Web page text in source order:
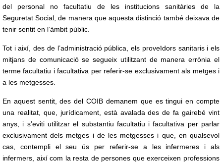
del personal no facultatiu de les institucions sanitàries de la
Seguretat Social, de manera que aquesta distinció també deixava de
tenir sentit en l’àmbit públic.
Tot i així, des de l’administració pública, els proveïdors sanitaris i els
mitjans de comunicació se segueix utilitzant de manera errònia el
terme facultatiu i facultativa per referir-se exclusivament als metges i
a les metgesses.
En aquest sentit, des del COIB demanem que es tingui en compte
una realitat, que, jurídicament, està avalada des de fa gairebé vint
anys, i s’eviti utilitzar el substantiu facultatiu i facultativa per parlar
exclusivament dels metges i de les metgesses i que, en qualsevol
cas, contempli el seu ús per referir-se a les infermeres i als
infermers, així com la resta de persones que exerceixen professions